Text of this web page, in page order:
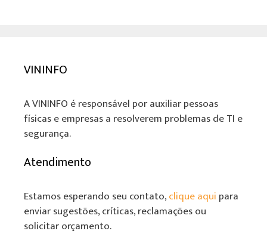
VININFO
A VININFO é responsável por auxiliar pessoas
físicas e empresas a resolverem problemas de TI e
segurança.
Atendimento
Estamos esperando seu contato,clique aqui para
enviar sugestões, críticas, reclamações ou
solicitar orçamento.